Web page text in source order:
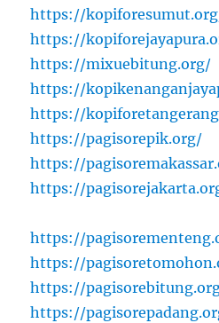
https://
https://
https://mixuebitung.org/
https://
https://
https://pagisorepik.org/
https://
https://
https://
https://
https://
https://